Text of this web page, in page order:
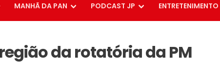
MANHÃ DA PAN PODCAST JP ENTRETENIMENTO
da rotatória da PM